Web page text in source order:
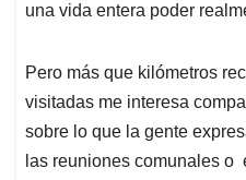
una vida entera poder
Pero más que kilómetros
visitadas me interesa
sobre lo que la gente
las reuniones comunales o